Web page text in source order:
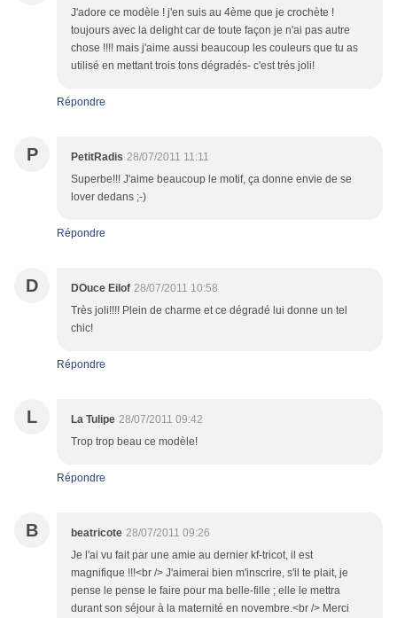
J'adore ce modèle ! j'en suis au 4ème que je crochète !
toujours avec la delight car de toute façon je n'ai pas autre
chose !!!! mais j'aime aussi beaucoup les couleurs que tu as
utilisé en mettant trois tons dégradés- c'est trés joli!
Répondre
P PetitRadis 28/07/2011 11:11
Superbe!!! J'aime beaucoup le motif, ça donne envie de se
lover dedans ;-)
Répondre
D DOuce Eilof 28/07/2011 10:58
Très joli!!!! Plein de charme et ce dégradé lui donne un tel
chic!
Répondre
L La Tulipe 28/07/2011 09:42
Trop trop beau ce modèle!
Répondre
B beatricote 28/07/2011 09:26
Je l'ai vu fait par une amie au dernier kf-tricot, il est
magnifique !!!<br /> J'aimerai bien m'inscrire, s'il te plait, je
pense le pense le faire pour ma belle-fille ; elle le mettra
durant son séjour à la maternité en novembre.<br /> Merci